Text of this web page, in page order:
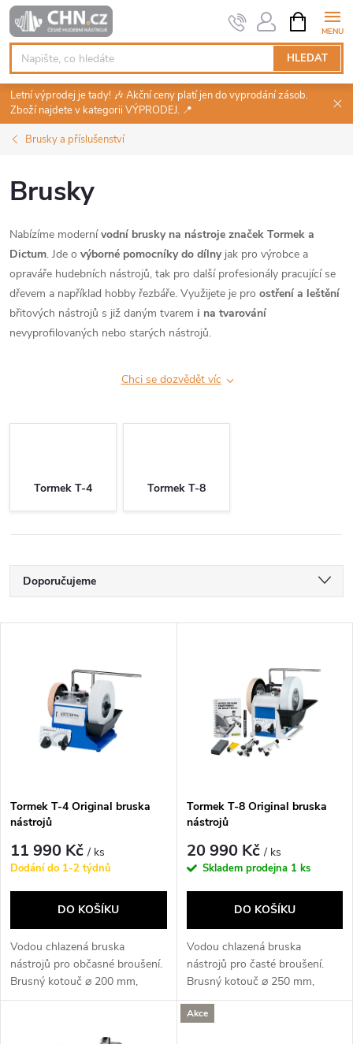
Přejít
na
obsah
HLEDAT
NÁKUPNÍ
KOŠÍK
Letní výprodej je tady! 🎶 Akční ceny platí jen do vyprodání zásob.
Zboží najdete v kategorii VÝPRODEJ. 📍
Brusky a příslušenství
Brusky
Nabízíme modernívodní brusky na nástroje značek Tormek a
Dictum. Jde o výborné pomocníky do dílnyjak pro výrobce a
opraváře hudebních nástrojů, tak pro další profesionály pracující se
dřevem a například hobby řezbáře. Využijete je pro ostření a leštění
břitových nástrojů s již daným tvarem i na tvarování
nevyprofilovaných nebo starých nástrojů.
Chci se dozvědět víc
Tormek T-4 Tormek T-8
Ř
a
p
r
o
d
u
Doporučujeme
Nejprodávanější
Abecedně
s
p
r
d
u
Tormek T-4 Original bruska
nástrojů
11 990 Kč/ ks
Dodání do 1-2 týdnů
DO KOŠÍKU
Vodou chlazená bruska
nástrojů pro občasné broušení.
Brusný kotouč ⌀ 200 mm,
motor 120 W.
Tormek T-8 Original bruska
nástrojů
20 990 Kč/ ks
Skladem prodejna 1 ks
DO KOŠÍKU
Vodou chlazená bruska
nástrojů pro časté broušení.
Brusný kotouč ⌀ 250 mm,
motor 200 W.
Akce